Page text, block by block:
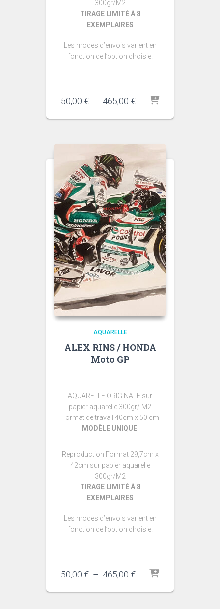
300gr/M2
TIRAGE LIMITÉ À 8
EXEMPLAIRES
Les modes d’envois varient en
fonction de l’option choisie.
50,00 € – 465,00 €Plage
prix :
à
AQUARELLE
ALEX RINS / HONDA
Moto GP
AQUARELLE ORIGINALE sur
papier aquarelle 300gr/ M2
Format de travail 40cm x 50 cm
MODÈLE UNIQUE
Reproduction Format 29,7cm x
42cm sur papier aquarelle
300gr/M2
TIRAGE LIMITÉ À 8
EXEMPLAIRES
Les modes d’envois varient en
fonction de l’option choisie.
50,00 € – 465,00 €Plage
prix :